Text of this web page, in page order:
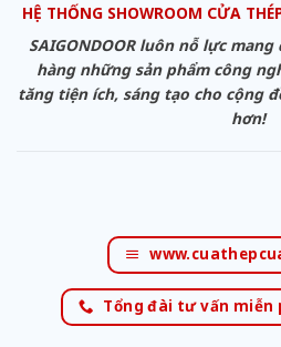
HỆ THỐNG SHOWROOM CỬA
SAIGONDOOR luôn nỗ lực
hàng những sản phẩm công
tăng tiện ích, sáng tạo cho cộng
hơn!
Tổng đài tư vấn miễn